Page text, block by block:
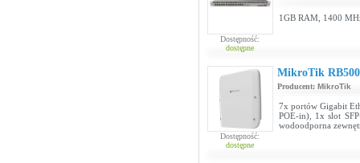
Dostępność:
dostępne
1GB RAM, 1400
Dostępność:
dostępne
MikroTik
Producent: MikroTik
7x portów Gigabit
POE-in), 1x slot
wodoodporna